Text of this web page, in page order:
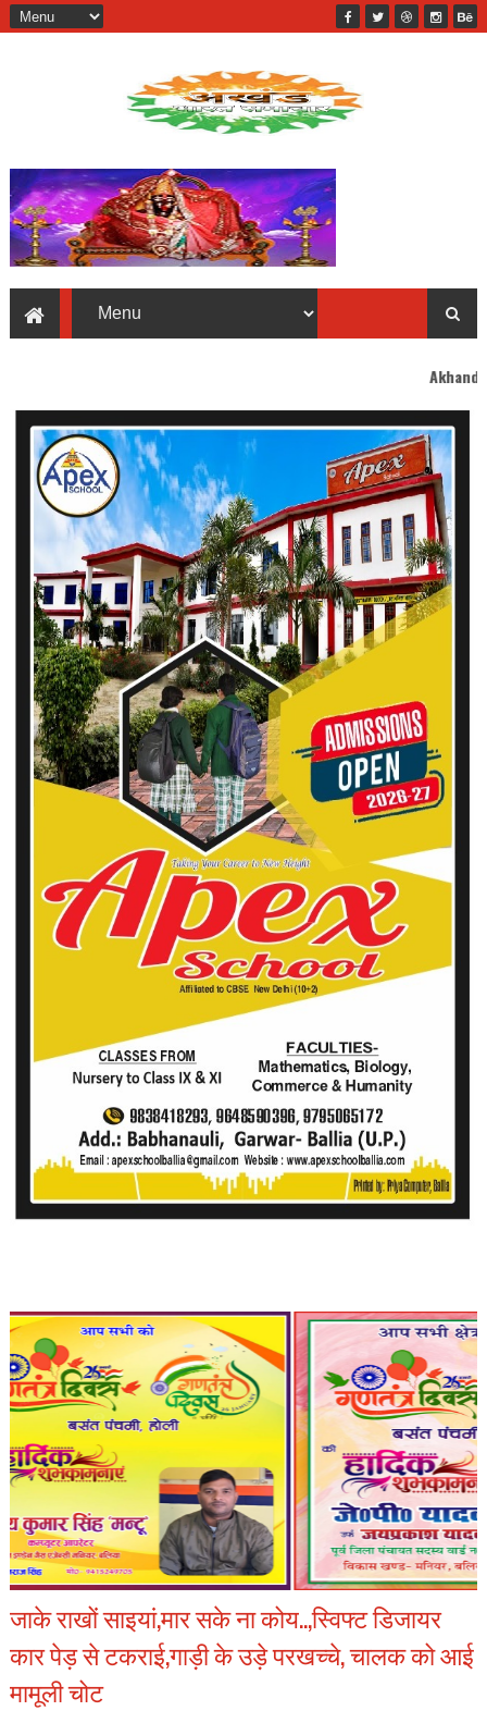
Akhand Bharat
जाके राखों साइयां,मार सके ना कोय..,स्विफ्ट डिजायर
कार पेड़ से टकराई,गाड़ी के उड़े परखच्चे, चालक को आई
मामूली चोट